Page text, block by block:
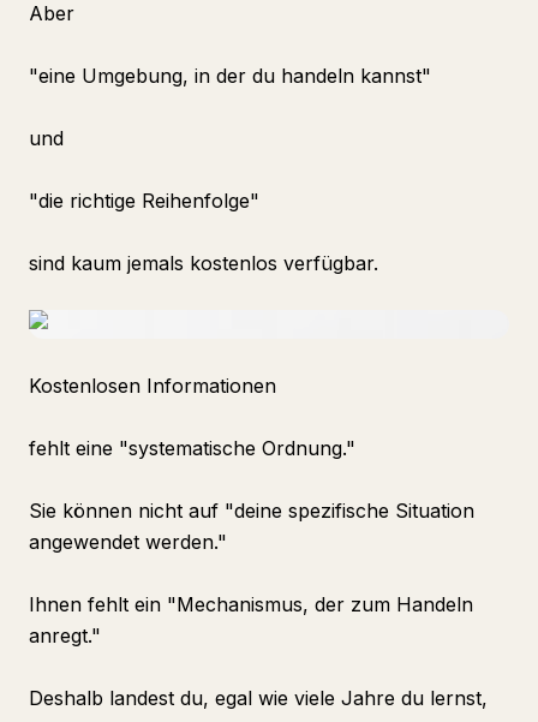
Aber
"eine Umgebung, in der du handeln kannst"
und
"die richtige Reihenfolge"
sind kaum jemals kostenlos verfügbar.
Kostenlosen Informationen
fehlt eine "systematische Ordnung."
Sie können nicht auf "deine spezifische Situation
angewendet werden."
Ihnen fehlt ein "Mechanismus, der zum Handeln
anregt."
Deshalb landest du, egal wie viele Jahre du lernst,